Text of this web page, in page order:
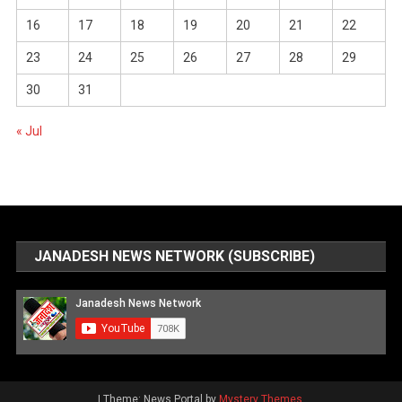
16 17 18 19 20 21 22
23 24 25 26 27 28 29
30 31
« Jul
JANADESH NEWS NETWORK (SUBSCRIBE)
| Theme: News Portal by Mystery Themes